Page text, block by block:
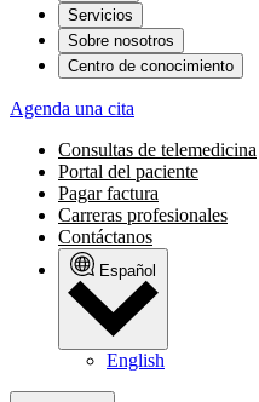
Servicios
Sobre nosotros
Centro de conocimiento
Agenda una cita
Consultas de telemedicina
Portal del paciente
Pagar factura
Carreras profesionales
Contáctanos
Español
English